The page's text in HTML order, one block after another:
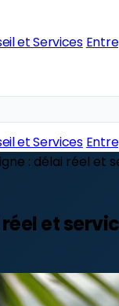
et Services
et Services
: délai réel et
et